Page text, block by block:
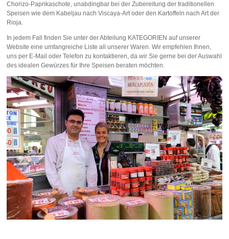
Chorizo-Paprikaschote, unabdingbar bei der Zubereitung der traditionellen
Speisen wie dem Kabeljau nach Viscaya-Art oder den Kartoffeln nach Art der
Rioja.
In jedem Fall finden Sie unter der Abteilung KATEGORIEN auf unserer
Website eine umfangreiche Liste all unserer Waren. Wir empfehlen Ihnen,
uns per E-Mail oder Telefon zu kontaktieren, da wir Sie gerne bei der Auswahl
des idealen Gewürzes für Ihre Speisen beraten möchten.